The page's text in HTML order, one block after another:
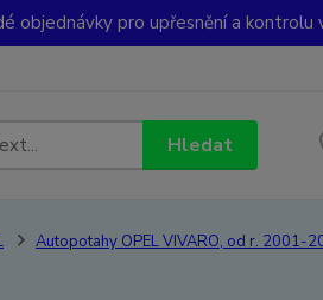
objednávky pro upřesnění a kontrolu
Hledat
Autopotahy OPEL VIVARO, od r. 2001-